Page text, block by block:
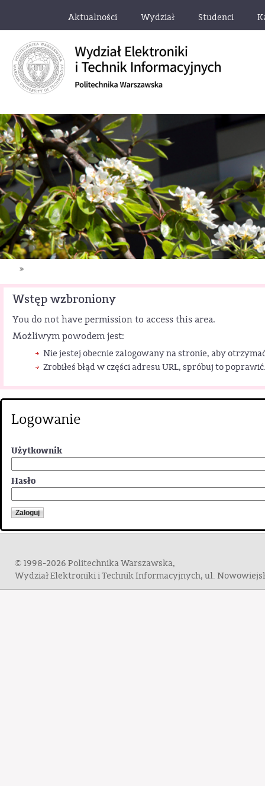
Aktualności Wydział Studenci
»
Wstęp wzbroniony
You do not have permission to access this area.
Możliwym powodem jest:
Nie jestej obecnie zalogowany na stronie, aby
Zrobiłeś błąd w części adresu URL, spróbuj to
Logowanie
Użytkownik
Hasło
© 1998-2026 Politechnika Warszawska,
Wydział Elektroniki i Technik Informacyjnych, ul.